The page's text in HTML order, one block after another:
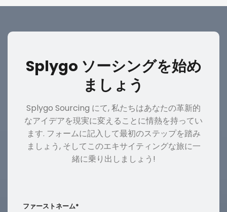
Splygo ソーシングを始め
ましょう
Splygo Sourcing にて, 私たちはあなたの革新的
なアイデアを現実に変えることに情熱を持ってい
ます. フォームに記入して最初のステップを踏み
ましょう, そしてこのエキサイティングな旅に一
緒に乗り出しましょう!
ファーストネーム*